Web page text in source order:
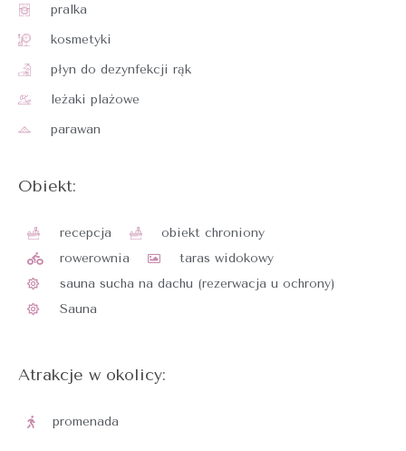
pralka
kosmetyki
płyn do dezynfekcji rąk
leżaki plażowe
parawan
Obiekt:
recepcja
obiekt chroniony
rowerownia
taras widokowy
sauna sucha na dachu (rezerwacja u ochrony)​
Sauna
Atrakcje w okolicy:
promenada